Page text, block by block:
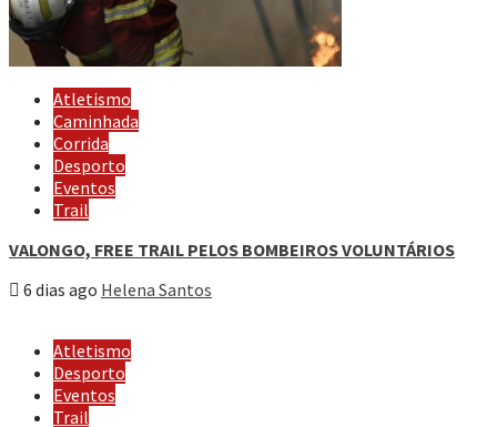
Atletismo
Caminhada
Corrida
Desporto
Eventos
Trail
VALONGO, FREE TRAIL PELOS BOMBEIROS VOLUNTÁRIOS
6 dias ago Helena Santos
Atletismo
Desporto
Eventos
Trail